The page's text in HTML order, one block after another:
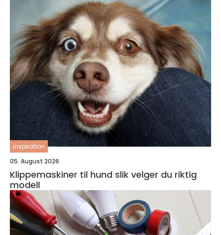
inspiration
05. August 2026
Klippemaskiner til hund slik velger du riktig
modell